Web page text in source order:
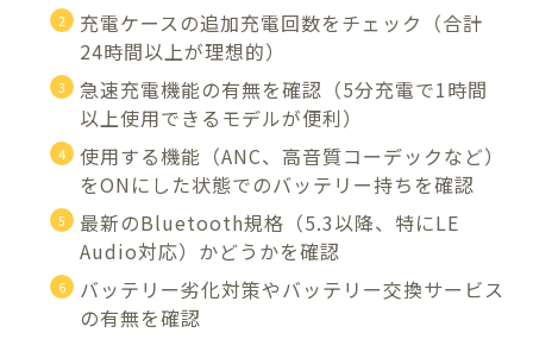
充電ケースの追加充電回数をチェック（合計
24時間以上が理想的）
急速充電機能の有無を確認（5分充電で1時間
以上使用できるモデルが便利）
使用する機能（ANC、高音質コーデックなど）
をONにした状態でのバッテリー持ちを確認
最新のBluetooth規格（5.3以降、特にLE
Audio対応）かどうかを確認
バッテリー劣化対策やバッテリー交換サービス
の有無を確認